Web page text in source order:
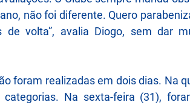
não foi diferente. Quero
de volta”, avalia Diogo, sem dar
foram realizadas em dois dias. Na
Na sexta-feira (31),